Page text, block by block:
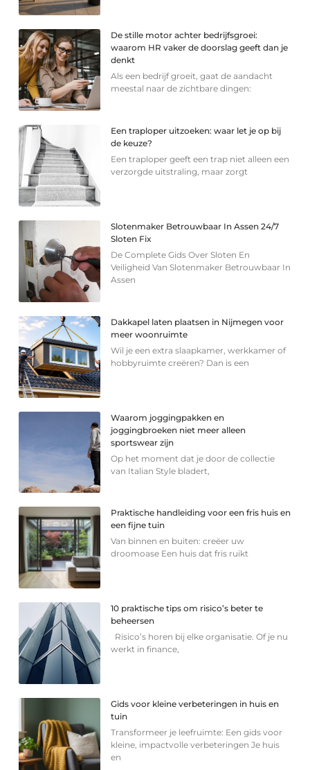
De stille motor achter bedrijfsgroei:
waarom HR vaker de doorslag geeft dan je
denkt
Als een bedrijf groeit, gaat de aandacht
meestal naar de zichtbare dingen:
Een traploper uitzoeken: waar let je op bij
de keuze?
Een traploper geeft een trap niet alleen een
verzorgde uitstraling, maar zorgt
Slotenmaker Betrouwbaar In Assen 24/7
Sloten Fix
De Complete Gids Over Sloten En
Veiligheid Van Slotenmaker Betrouwbaar In
Assen
Dakkapel laten plaatsen in Nijmegen voor
meer woonruimte
Wil je een extra slaapkamer, werkkamer of
hobbyruimte creëren? Dan is een
Waarom joggingpakken en
joggingbroeken niet meer alleen
sportswear zijn
Op het moment dat je door de collectie
van Italian Style bladert,
Praktische handleiding voor een fris huis en
een fijne tuin
Van binnen en buiten: creëer uw
droomoase Een huis dat fris ruikt
10 praktische tips om risico’s beter te
beheersen
Risico’s horen bij elke organisatie. Of je nu
werkt in finance,
Gids voor kleine verbeteringen in huis en
tuin
Transformeer je leefruimte: Een gids voor
kleine, impactvolle verbeteringen Je huis
en